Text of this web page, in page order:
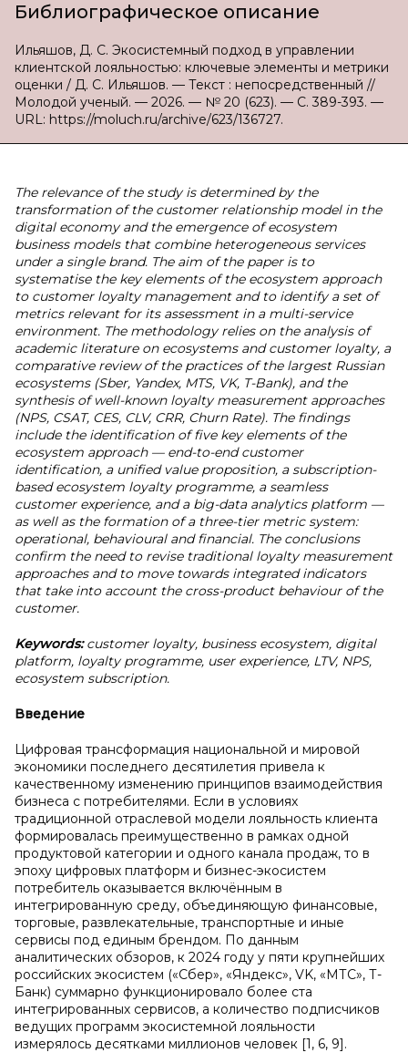
Библиографическое описание
Ильяшов, Д. С. Экосистемный подход в управлении
клиентской лояльностью: ключевые элементы и метрики
оценки / Д. С. Ильяшов. — Текст : непосредственный //
Молодой ученый. — 2026. — № 20 (623). — С. 389-393. —
URL: https://moluch.ru/archive/623/136727.
The relevance of the study is determined by the
transformation of the customer relationship model in the
digital economy and the emergence of ecosystem
business models that combine heterogeneous services
under a single brand. The aim of the paper is to
systematise the key elements of the ecosystem approach
to customer loyalty management and to identify a set of
metrics relevant for its assessment in a multi-service
environment. The methodology relies on the analysis of
academic literature on ecosystems and customer loyalty, a
comparative review of the practices of the largest Russian
ecosystems (Sber, Yandex, MTS, VK, T-Bank), and the
synthesis of well-known loyalty measurement approaches
(NPS, CSAT, CES, CLV, CRR, Churn Rate). The findings
include the identification of five key elements of the
ecosystem approach — end-to-end customer
identification, a unified value proposition, a subscription-
based ecosystem loyalty programme, a seamless
customer experience, and a big-data analytics platform —
as well as the formation of a three-tier metric system:
operational, behavioural and financial. The conclusions
confirm the need to revise traditional loyalty measurement
approaches and to move towards integrated indicators
that take into account the cross-product behaviour of the
customer.
Keywords:customer loyalty, business ecosystem, digital
platform, loyalty programme, user experience, LTV, NPS,
ecosystem subscription.
Введение
Цифровая трансформация национальной и мировой
экономики последнего десятилетия привела к
качественному изменению принципов взаимодействия
бизнеса с потребителями. Если в условиях
традиционной отраслевой модели лояльность клиента
формировалась преимущественно в рамках одной
продуктовой категории и одного канала продаж, то в
эпоху цифровых платформ и бизнес-экосистем
потребитель оказывается включённым в
интегрированную среду, объединяющую финансовые,
торговые, развлекательные, транспортные и иные
сервисы под единым брендом. По данным
аналитических обзоров, к 2024 году у пяти крупнейших
российских экосистем («Сбер», «Яндекс», VK, «МТС», Т-
Банк) суммарно функционировало более ста
интегрированных сервисов, а количество подписчиков
ведущих программ экосистемной лояльности
измерялось десятками миллионов человек [1, 6, 9].